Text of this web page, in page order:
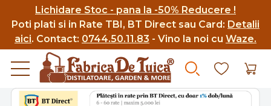
Lichidare Stoc - pana la -50% Reducere !
Poti plati si in Rate TBI, BT Direct sau Card: Detalii
aici. Contact: 0744.50.11.83 - Vino la noi cu Waze.